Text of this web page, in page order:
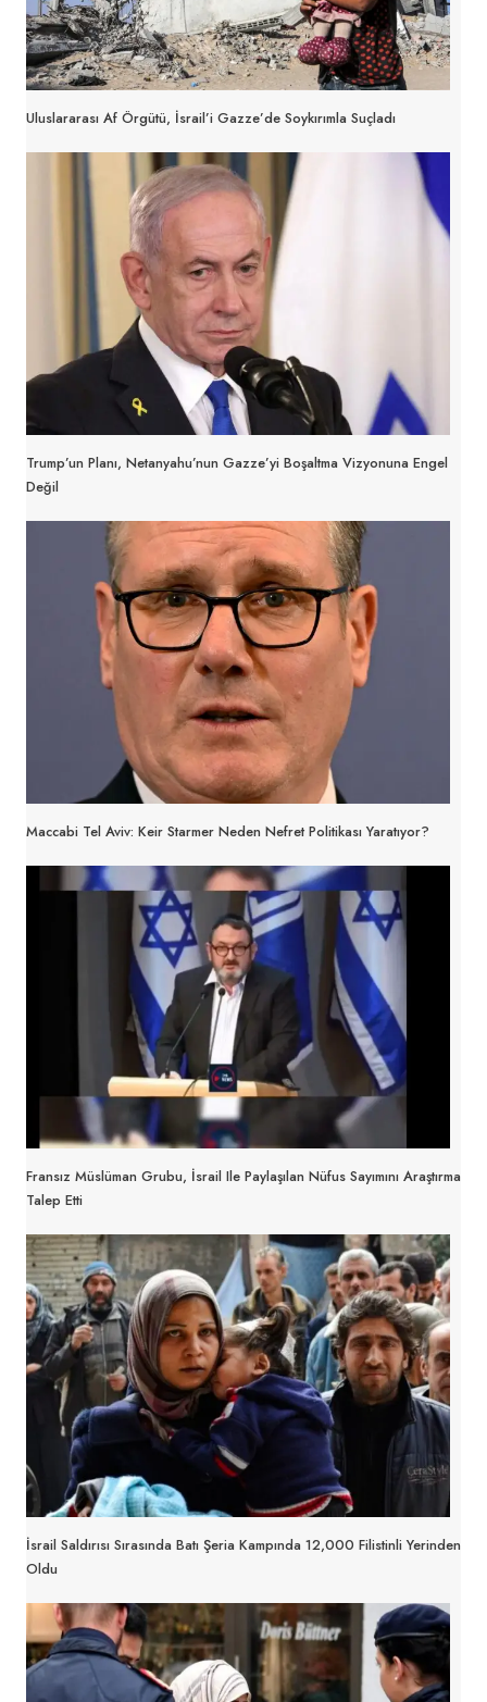
Uluslararası Af Örgütü, İsrail’i Gazze’de Soykırımla Suçladı
Trump’un Planı, Netanyahu’nun Gazze’yi Boşaltma Vizyonuna Engel
Değil
Maccabi Tel Aviv: Keir Starmer Neden Nefret Politikası Yaratıyor?
Fransız Müslüman Grubu, İsrail Ile Paylaşılan Nüfus Sayımını Araştırma
Talep Etti
İsrail Saldırısı Sırasında Batı Şeria Kampında 12,000 Filistinli Yerinden
Oldu